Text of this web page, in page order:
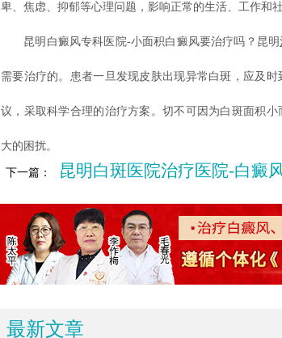
卑、焦虑、抑郁等心理问题，影响正常的生活、工作和社
昆明白癜风专科医院-小面积白癜风要治疗吗？昆明
需要治疗的。患者一旦发现皮肤出现异常白斑，应及
议，采取科学合理的治疗方案。切不可因为白斑面积
大的困扰。
下一篇： 昆明白斑医院治疗医院-白癜
最新文章